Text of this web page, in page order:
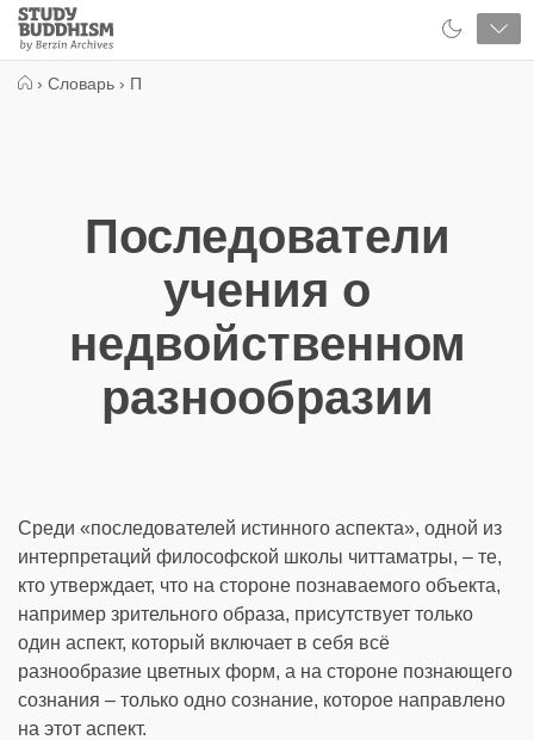
Close
Study
Buddhism
› Словарь › П
Последователи
учения о
недвойственном
разнообразии
Среди «последователей истинного аспекта», одной из
интерпретаций философской школы читтаматры, – те,
кто утверждает, что на стороне познаваемого объекта,
например зрительного образа, присутствует только
один аспект, который включает в себя всё
разнообразие цветных форм, а на стороне познающего
сознания – только одно сознание, которое направлено
на этот аспект.